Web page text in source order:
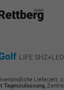
LIFE
Lieferzeit:
Tageszulassung,